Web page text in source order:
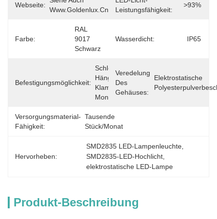
Webseite:
Www.goldenlux.cn
Leistungsfähigkeit:
>93%
Farbe:
RAL
9017
Schwarz
Wasserdicht: IP65
Befestigungsmöglichkeit:
Schleife
Hängen,
Klammer
Montieren
Veredelung
Des
Gehäuses:
Elektrostatische
Versorgungsmaterial-
Fähigkeit:
Tausende
Stück/Monat
Hervorheben:
SMD2835 LED-Lampenleuchte
SMD2835-LED-Hochlicht
elektrostatische LED-Lampe
Produkt-Beschreibung